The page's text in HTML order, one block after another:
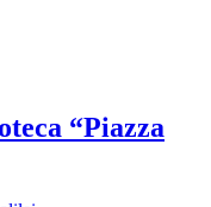
“Piazza